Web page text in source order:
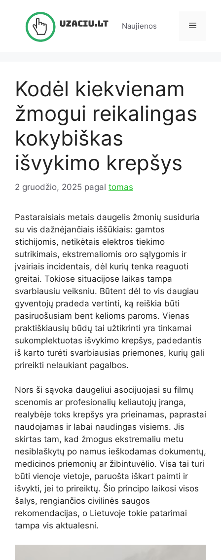
Naujienos Meniu
Kodėl kiekvienam
žmogui reikalingas
kokybiškas
išvykimo krepšys
2 gruodžio, 2025 pagal tomas
Pastaraisiais metais daugelis žmonių susiduria
su vis dažnėjančiais iššūkiais: gamtos
stichijomis, netikėtais elektros tiekimo
sutrikimais, ekstremaliomis oro sąlygomis ir
įvairiais incidentais, dėl kurių tenka reaguoti
greitai. Tokiose situacijose laikas tampa
svarbiausiu veiksniu. Būtent dėl to vis daugiau
gyventojų pradeda vertinti, ką reiškia būti
pasiruošusiam bent kelioms paroms. Vienas
praktiškiausių būdų tai užtikrinti yra tinkamai
sukomplektuotas išvykimo krepšys, padedantis
iš karto turėti svarbiausias priemones, kurių gali
prireikti nelaukiant pagalbos.
Nors ši sąvoka daugeliui asocijuojasi su filmų
scenomis ar profesionalių keliautojų įranga,
realybėje toks krepšys yra prieinamas, paprastai
naudojamas ir labai naudingas visiems. Jis
skirtas tam, kad žmogus ekstremaliu metu
nesiblaškytų po namus ieškodamas dokumentų,
medicinos priemonių ar žibintuvėlio. Visa tai turi
būti vienoje vietoje, paruošta iškart paimti ir
išvykti, jei to prireiktų. Šio principo laikosi visos
šalys, rengiančios civilinės saugos
rekomendacijas, o Lietuvoje tokie patarimai
tampa vis aktualesni.